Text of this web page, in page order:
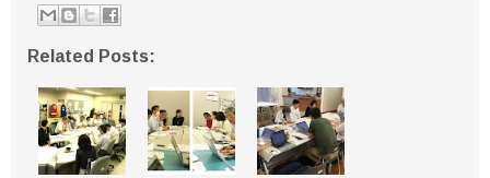
Related Posts: